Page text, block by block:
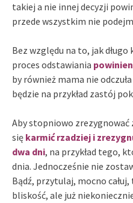
takiej a nie innej decyzji
przede wszystkim nie
Bez względu na to, jak długo
proces odstawiania
by również mama nie
będzie na przykład zastój
Aby stopniowo
się karmić rzadziej i
dwa dni, na przykład tego,
dnia. Jednocześnie nie
Bądź, przytulaj, mocno całuj,
bliskość, ale już